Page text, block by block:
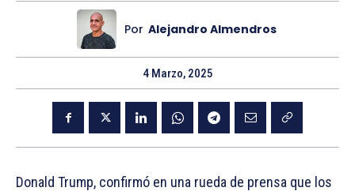
Por Alejandro Almendros
4 Marzo, 2025
Donald Trump, confirmó en una rueda de prensa que los